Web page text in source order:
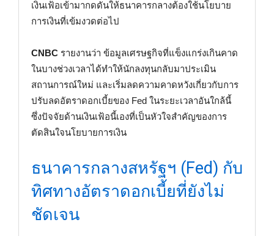
เงินเฟ้อเข้ามากดดันให้ธนาคารกลางต้องใช้นโยบาย
การเงินที่เข้มงวดต่อไป
CNBC รายงานว่า ข้อมูลเศรษฐกิจที่แข็งแกร่งเกินคาด
ในบางช่วงเวลาได้ทำให้นักลงทุนกลับมาประเมิน
สถานการณ์ใหม่ และเริ่มลดความคาดหวังเกี่ยวกับการ
ปรับลดอัตราดอกเบี้ยของ Fed ในระยะเวลาอันใกล้นี้
ซึ่งปัจจัยด้านเงินเฟ้อนี้เองที่เป็นหัวใจสำคัญของการ
ตัดสินใจนโยบายการเงิน
ธนาคารกลางสหรัฐฯ (Fed) กับ
ทิศทางอัตราดอกเบี้ยที่ยังไม่
ชัดเจน